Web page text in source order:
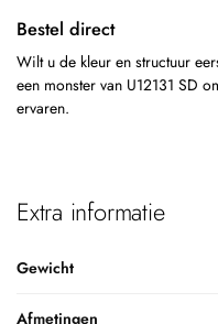
Bestel direct
Wilt u de kleur en structuur
een monster van U12131 SD
ervaren.
Extra informatie
Gewicht
Afmetingen